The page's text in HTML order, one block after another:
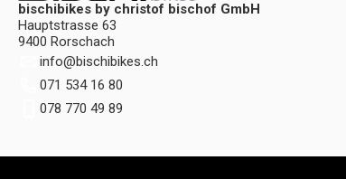
bischibikes by christof bischof GmbH
Hauptstrasse 63
9400 Rorschach
info@bischibikes.ch
071 534 16 80
078 770 49 89